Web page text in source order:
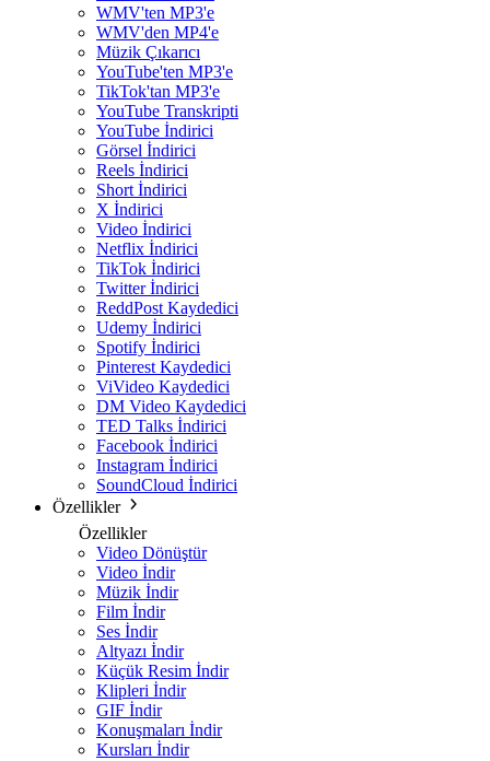
WMV'ten MP3'e
WMV'den MP4'e
Müzik Çıkarıcı
YouTube'ten MP3'e
TikTok'tan MP3'e
YouTube Transkripti
YouTube İndirici
Görsel İndirici
Reels İndirici
Short İndirici
X İndirici
Video İndirici
Netflix İndirici
TikTok İndirici
Twitter İndirici
ReddPost Kaydedici
Udemy İndirici
Spotify İndirici
Pinterest Kaydedici
ViVideo Kaydedici
DM Video Kaydedici
TED Talks İndirici
Facebook İndirici
Instagram İndirici
SoundCloud İndirici
Özellikler
Özellikler
Video Dönüştür
Video İndir
Müzik İndir
Film İndir
Ses İndir
Altyazı İndir
Küçük Resim İndir
Klipleri İndir
GIF İndir
Konuşmaları İndir
Kursları İndir